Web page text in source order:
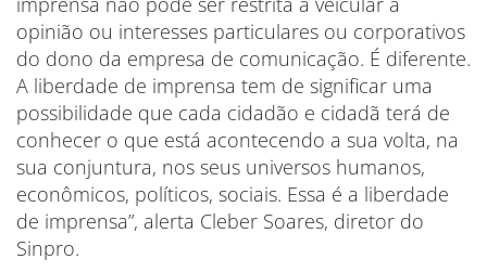
opinião ou interesses particulares ou corporativos
do dono da empresa de comunicação. É diferente.
A liberdade de imprensa tem de significar uma
possibilidade que cada cidadão e cidadã terá de
conhecer o que está acontecendo a sua volta, na
sua conjuntura, nos seus universos humanos,
econômicos, políticos, sociais. Essa é a liberdade
de imprensa”, alerta Cleber Soares, diretor do
Sinpro.